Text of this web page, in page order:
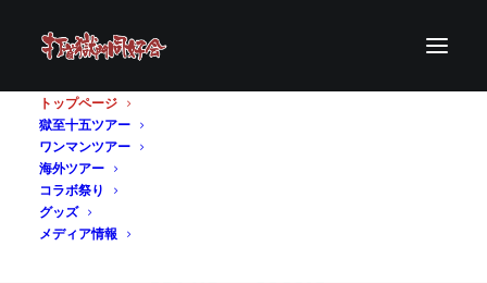
トップページ
獄至十五ツアー
ワンマンツアー
海外ツアー
コラボ祭り
グッズ
メディア情報